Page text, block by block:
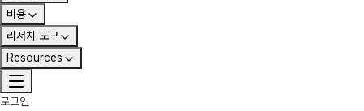
비용
리서치 도구
Resources
로그인